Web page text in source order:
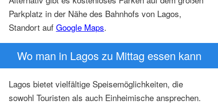
Parkplatz in der Nähe des Bahnhofs von Lagos,
Standort auf Google Maps.
Wo man in Lagos zu Mittag essen kann
Lagos bietet vielfältige Speisemöglichkeiten, die
sowohl Touristen als auch Einheimische ansprechen.